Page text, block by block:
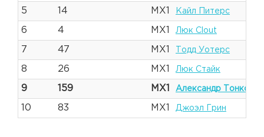
5 14 MX1 Кайл Питерс
6 4 MX1 Люк Clout
7 47 MX1 Тодд Уотерс
8 26 MX1 Люк Стайк
9 159 MX1 Александр Тонков
10 83 MX1 Джоэл Грин